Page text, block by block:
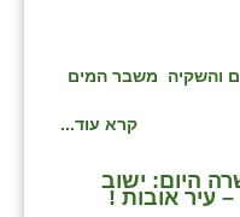
והשקיה משבר המים
קרא עוד...
היום: ישוב
עיר אובות !